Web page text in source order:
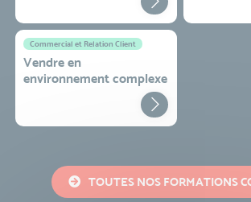
Commercial et Relation Client
Vendre en
environnement complexe
TOUTES NOS FORMATIONS